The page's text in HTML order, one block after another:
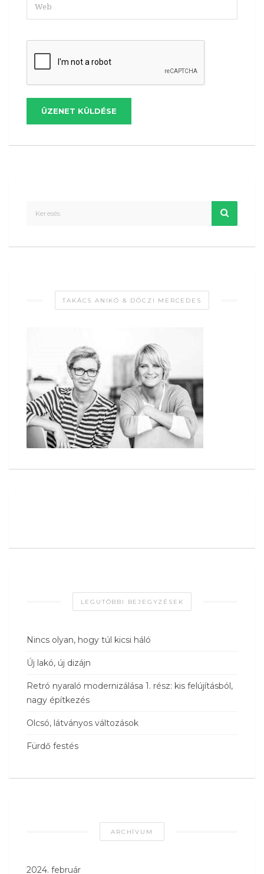
ÜZENET KÜLDÉSE
TAKÁCS ANIKÓ & DÓCZI MERCEDES
LEGUTÓBBI BEJEGYZÉSEK
Nincs olyan, hogy túl kicsi háló
Új lakó, új dizájn
Retró nyaraló modernizálása 1. rész: kis felújításból,
nagy építkezés
Olcsó, látványos változások
Fürdő festés
ARCHÍVUM
2024. február